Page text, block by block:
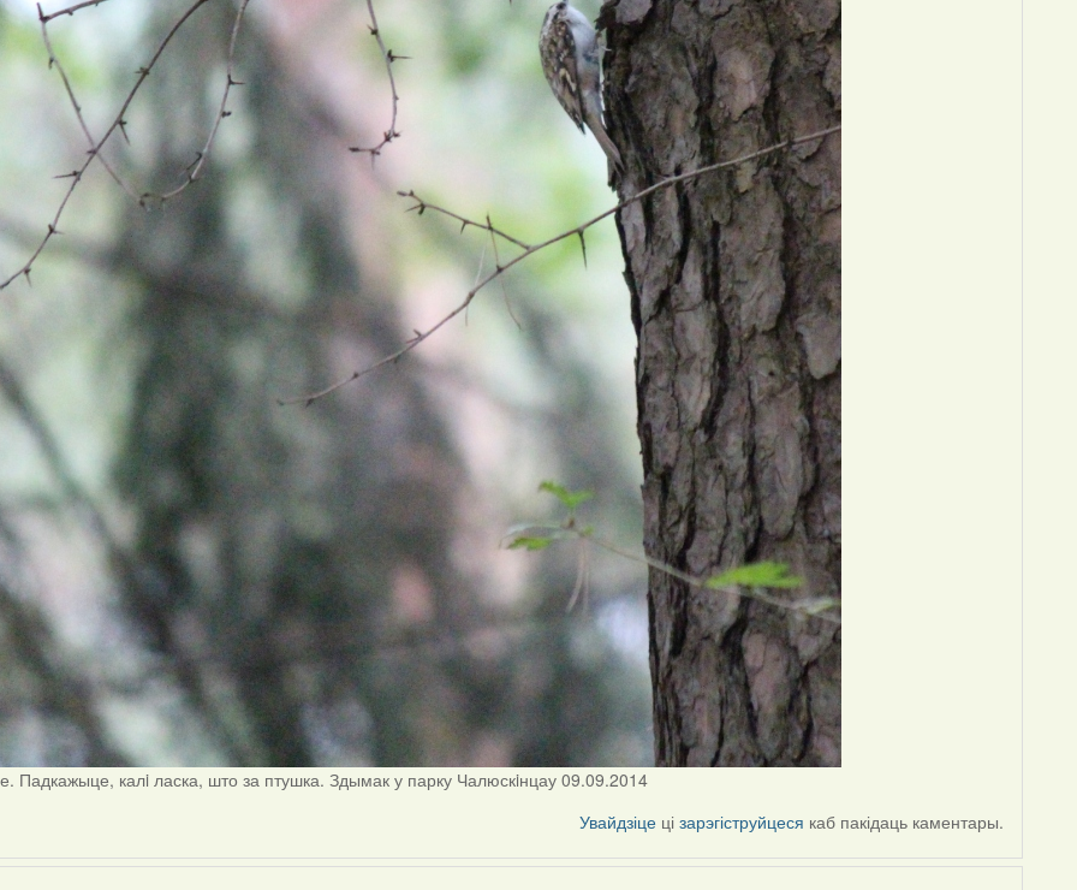
Падкажыце, калi ласка, што за птушка. Здымак у парку Чалюскiнцау 09.09.2014
Увайдзіце цізарэгіструйцеся каб пакідаць каментары.